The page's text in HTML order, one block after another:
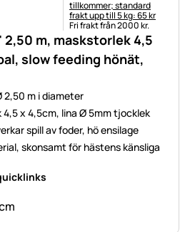
m, maskstorlek 4,5
slow feeding hönät,
m i diameter
x 4,5cm, lina Ø 5mm tjocklek
spill av foder, hö ensilage
skonsamt för hästens känsliga
tillkommer; standard
frakt upp till 5 kg: 65 kr
Fri frakt från 2000 kr.